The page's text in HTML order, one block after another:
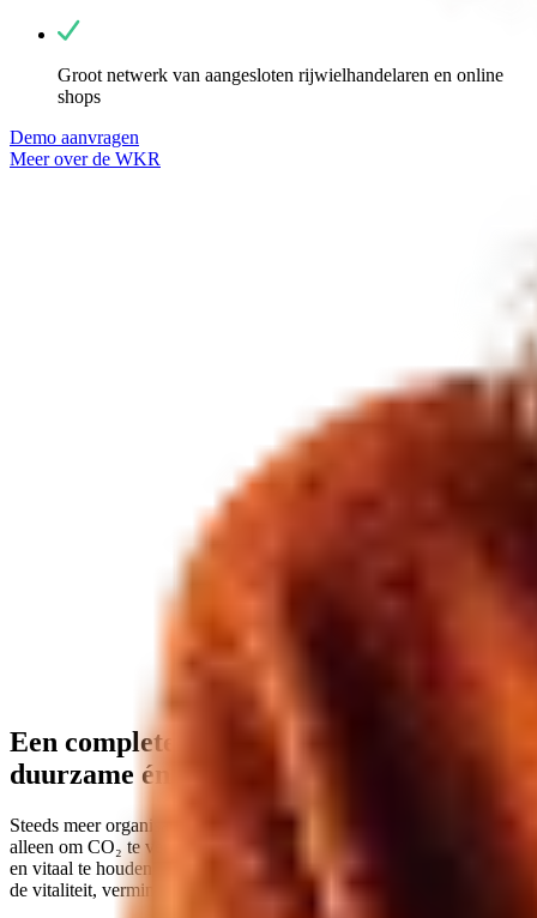
Groot netwerk van aangesloten rijwielhandelaren en online
shops
Demo aanvragen
Meer over de WKR
Een complete fietsregeling voor
duurzame én vitale teams
Steeds meer organisaties zetten in op duurzame mobiliteit. Niet
alleen om CO₂ te verlagen, maar om hun medewerkers gezond, fit
en vitaal te houden. Fietsen maakt aantoonbaar verschil: het vergroot
de vitaliteit, vermindert verzuim en verlaagt parkeerdruk bij kantoor.